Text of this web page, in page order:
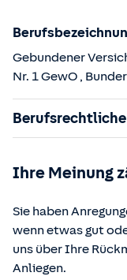
Gebundener
Nr. 1 GewO ,
§§ 59 – 68
§ 48b
Verordnung
Ihre Meinung
Sie haben
wenn etwas gut
uns über Ihre
Anliegen.